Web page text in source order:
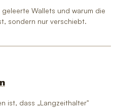
Wallets und warum die
sondern nur verschiebt.
ist, dass „Langzeithalter"